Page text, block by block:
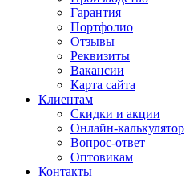
Гарантия
Портфолио
Отзывы
Реквизиты
Вакансии
Карта сайта
Клиентам
Скидки и акции
Онлайн-калькулятор
Вопрос-ответ
Оптовикам
Контакты